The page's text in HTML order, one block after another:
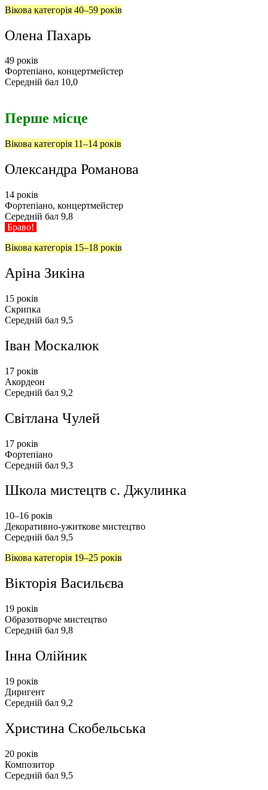
Вікова категорія 40–59 років
Олена Пахарь
49 років
Фортепіано, концертмейстер
Середній бал 10,0
Перше місце
Вікова категорія 11–14 років
Олександра Романова
14 років
Фортепіано, концертмейстер
Середній бал 9,8
Браво!
Вікова категорія 15–18 років
Аріна Зикіна
15 років
Скрипка
Середній бал 9,5
Іван Москалюк
17 років
Акордеон
Середній бал 9,2
Світлана Чулей
17 років
Фортепіано
Середній бал 9,3
Школа мистецтв с. Джулинка
10–16 років
Декоративно-ужиткове мистецтво
Середній бал 9,5
Вікова категорія 19–25 років
Вікторія Васильєва
19 років
Образотворче мистецтво
Середній бал 9,8
Інна Олійник
19 років
Диригент
Середній бал 9,2
Христина Скобельська
20 років
Композитор
Середній бал 9,5